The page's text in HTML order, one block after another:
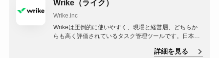
Wrike（ライク）
Wrike.inc
Wrikeは圧倒的に使いやすく、現場と経営層、どちらか
らも高く評価されているタスク管理ツールです。日本国
をサポートしています。どの業種・どの業務にもフィッ
詳細を見る